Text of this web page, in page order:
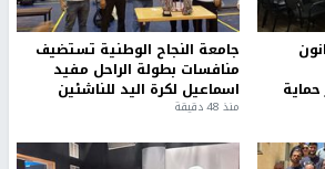
جامعة النجاح الوطنية تستضيف
منافسات بطولة الراحل مفيد
اسماعيل لكرة اليد للناشئين
منذ 48 دقيقة